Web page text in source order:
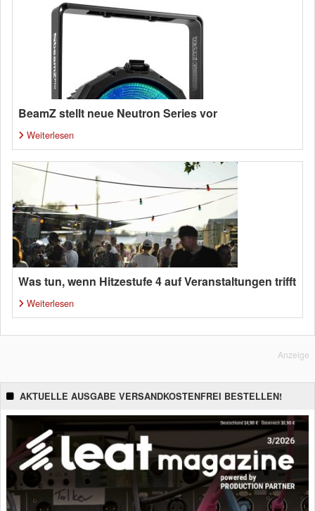
BeamZ stellt neue Neutron Series vor
Weiterlesen
Was tun, wenn Hitzestufe 4 auf Veranstaltungen trifft
Weiterlesen
Anzeige
AKTUELLE AUSGABE VERSANDKOSTENFREI BESTELLEN!